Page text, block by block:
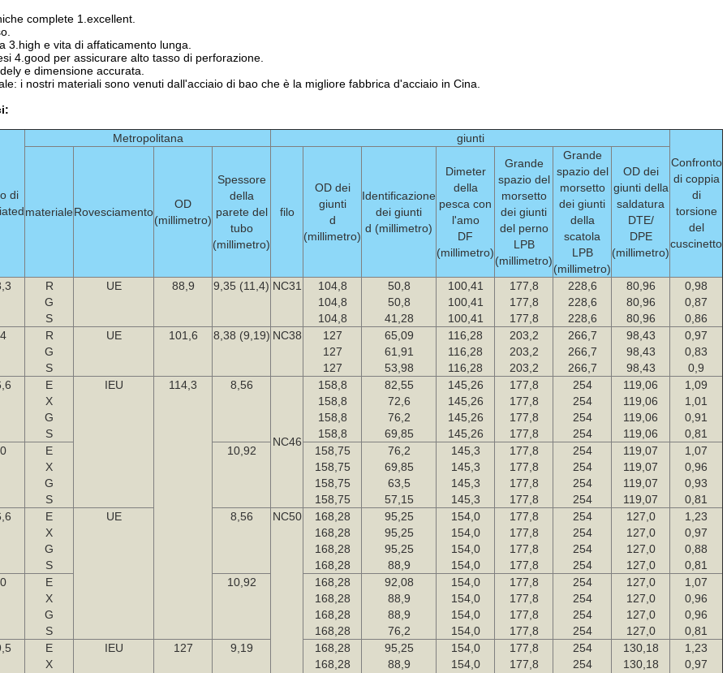
complete 1.excellent.
3.high e vita di affaticamento lunga.
4.good per assicurare alto tasso di perforazione.
e dimensione accurata.
i nostri materiali sono venuti dall'acciaio di bao che è la migliore fabbrica d'acciaio in Cina.
di
Metropolitana
giunti
Confronto
di coppia
di
torsione
del
cuscinetto
materialeRovesciamento
OD
(millimetro)
Spessore
della
parete del
tubo
(millimetro)
filo
OD dei
giunti
d
(millimetro)
Identificazione
dei giunti
d (millimetro)
Dimeter
della
pesca con
l'amo
DF
(millimetro)
Grande
spazio del
morsetto
dei giunti
del perno
LPB
(millimetro)
Grande
spazio del
morsetto
dei giunti
della
scatola
LPB
(millimetro)
OD dei
giunti della
saldatura
DTE/
DPE
(millimetro)
R
G
S
UE 88,9 9,35 (11,4) NC31
104,8
104,8
104,8
50,8
50,8
41,28
100,41
100,41
100,41
177,8
177,8
177,8
228,6
228,6
228,6
80,96
80,96
80,96
0,98
0,87
0,86
R
G
S
UE 101,6 8,38 (9,19) NC38
127
127
127
65,09
61,91
53,98
116,28
116,28
116,28
203,2
203,2
203,2
266,7
266,7
266,7
98,43
98,43
98,43
0,97
0,83
0,9
E
X
G
S
IEU 114,3 8,56
NC46
158,8
158,8
158,8
158,8
82,55
72,6
76,2
69,85
145,26
145,26
145,26
145,26
177,8
177,8
177,8
177,8
254
254
254
254
119,06
119,06
119,06
119,06
1,09
1,01
0,91
0,81
E
X
G
S
10,92
158,75
158,75
158,75
158,75
76,2
69,85
63,5
57,15
145,3
145,3
145,3
145,3
177,8
177,8
177,8
177,8
254
254
254
254
119,07
119,07
119,07
119,07
1,07
0,96
0,93
0,81
E
X
G
S
UE 8,56 NC50
168,28
168,28
168,28
168,28
95,25
95,25
95,25
88,9
154,0
154,0
154,0
154,0
177,8
177,8
177,8
177,8
254
254
254
254
127,0
127,0
127,0
127,0
1,23
0,97
0,88
0,81
E
X
G
S
10,92
168,28
168,28
168,28
168,28
92,08
88,9
88,9
76,2
154,0
154,0
154,0
154,0
177,8
177,8
177,8
177,8
254
254
254
254
127,0
127,0
127,0
127,0
1,07
0,96
0,96
0,81
E
X
IEU 127 9,19
168,28
168,28
95,25
88,9
154,0
154,0
177,8
177,8
254
254
130,18
130,18
1,23
0,97